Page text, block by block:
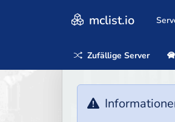
mclist.io
Zufällige Server